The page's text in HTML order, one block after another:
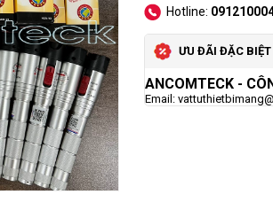
Hotline:
ƯU ĐÃI ĐẶC BIỆT
ANCOMTECK -
Email: